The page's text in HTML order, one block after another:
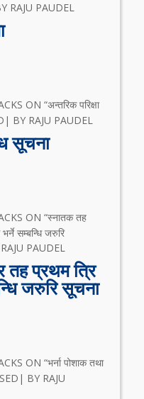
RAJU PAUDEL
ON “अन्तरिक परिक्षा
BY RAJU PAUDEL
सूचना
ON “स्नातक तह
सम्बन्धि जरुरि
RAJU PAUDEL
तह प्रथम त्रि
जरुरि सूचना
ON “भर्ना पोशाक तथा
BY RAJU